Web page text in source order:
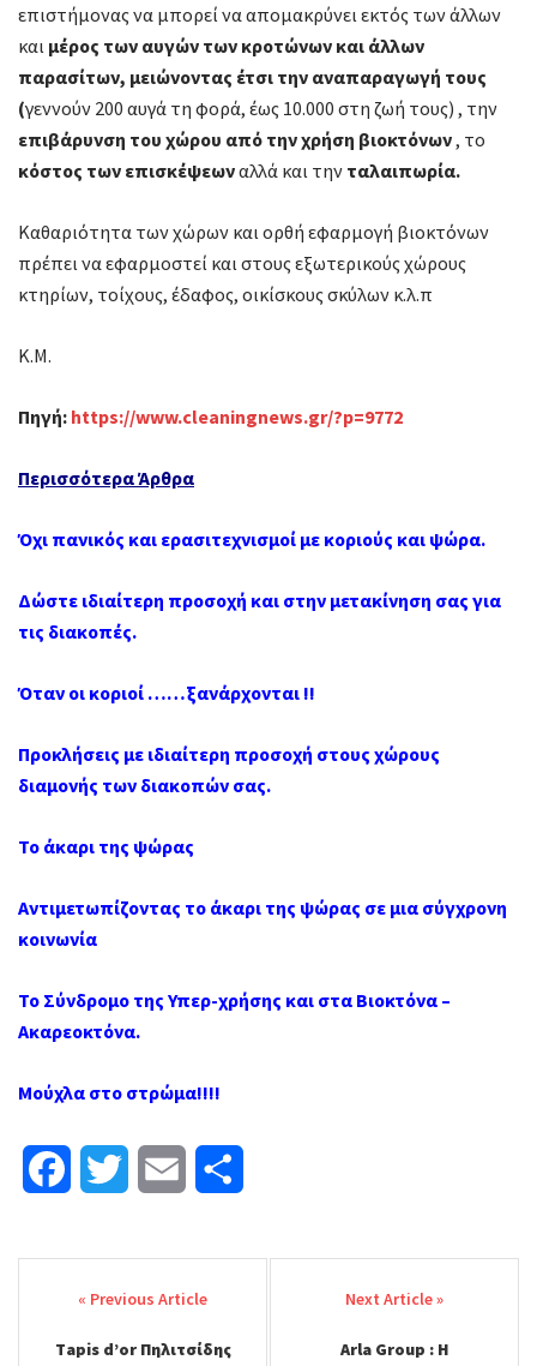
επιστήμονας να μπορεί να απομακρύνει εκτός των άλλων
και μέρος των αυγών των κροτώνων και άλλων
παρασίτων, μειώνοντας έτσι την αναπαραγωγή τους
(γεννούν 200 αυγά τη φορά, έως 10.000 στη ζωή τους) , την
επιβάρυνση του χώρου από τηνχρήση βιοκτόνων, το
κόστος των επισκέψεωναλλά και την ταλαιπωρία.
Καθαριότητα των χώρων και ορθή εφαρμογή βιοκτόνων
πρέπει να εφαρμοστεί και στους εξωτερικούς χώρους
κτηρίων, τοίχους, έδαφος, οικίσκους σκύλων κ.λ.π
K.M.
Πηγή: https://www.cleaningnews.gr/?p=9772
Περισσότερα Άρθρα
Όχι πανικός και ερασιτεχνισμοί με κοριούς και ψώρα.
Δώστε ιδιαίτερη προσοχή και στην μετακίνηση σας για
τις διακοπές.
Όταν οι κοριοί ……ξανάρχονται !!
Προκλήσεις με ιδιαίτερη προσοχή στους χώρους
διαμονής των διακοπών σας.
Το άκαρι της ψώρας
Αντιμετωπίζοντας το άκαρι της ψώρας σε μια σύγχρονη
κοινωνία
Το Σύνδρομο της Υπερ-χρήσης και στα Βιοκτόνα –
Ακαρεοκτόνα.
Μούχλα στο στρώμα!!!!
c
b
i
t
t
a
i
l
ι
navigation
Τapis d’or Πηλιτσίδης
Arla Group : Η